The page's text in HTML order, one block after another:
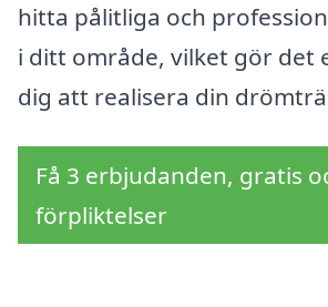
hitta pålitliga och
i ditt område, vilket gör det
dig att realisera din
Få 3 erbjudanden, gratis
förpliktelser